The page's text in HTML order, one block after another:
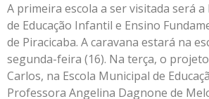
A primeira escola a ser visitada será a
de Educação Infantil e Ensino
de Piracicaba. A caravana estará na
segunda-feira (16). Na terça, o
Carlos, na Escola Municipal de
Professora Angelina Dagnone de